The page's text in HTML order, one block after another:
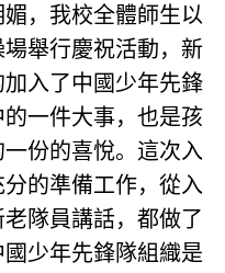
，我校全體師生以
舉行慶祝活動，新
入了中國少年先鋒
一件大事，也是孩
份的喜悅。這次入
的準備工作，從入
隊員講話，都做了
少年先鋒隊組織是